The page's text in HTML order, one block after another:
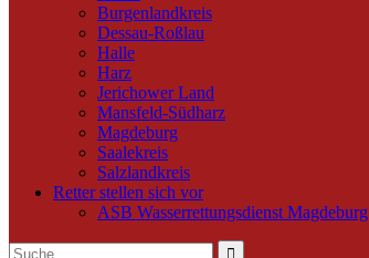
Burgenlandkreis
Dessau-Roßlau
Halle
Harz
Jerichower Land
Mansfeld-Südharz
Magdeburg
Saalekreis
Salzlandkreis
Retter stellen sich vor
ASB Wasserrettungsdienst Magdeburg